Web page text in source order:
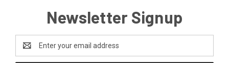
Newsletter Signup
Address